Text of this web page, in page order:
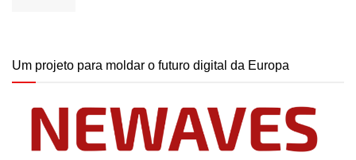
Um projeto para moldar o futuro digital da Europa